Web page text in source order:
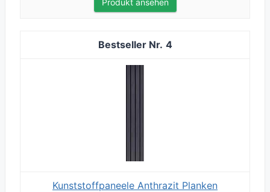
4
Kunststoffpaneele Anthrazit Planken